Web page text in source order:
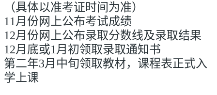
（具体以准考证时间为准）
11月份网上公布考试成绩
12月份网上公布录取分数线及录取结果
12月底或1月初领取录取通知书
第二年3月中旬领取教材，课程表正式入
学上课